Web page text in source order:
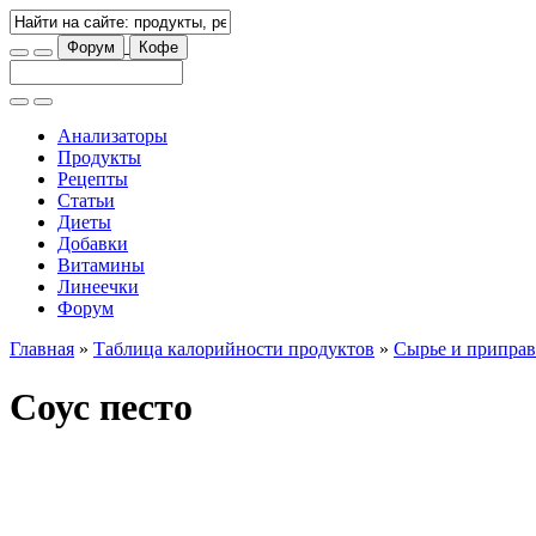
Форум Кофе
Анализаторы
Продукты
Рецепты
Статьи
Диеты
Добавки
Витамины
Линеечки
Форум
Главная » Таблица калорийности продуктов » Сырье и
Соус песто